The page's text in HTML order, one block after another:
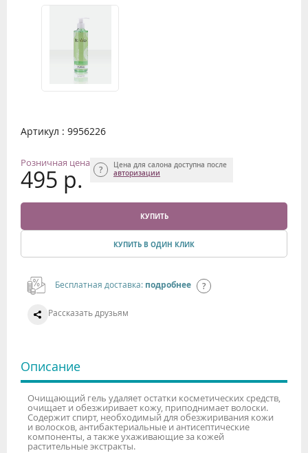
Артикул : 9956226
Розничная цена
495 р.
Цена для салона доступна после
авторизации
КУПИТЬ
КУПИТЬ В ОДИН КЛИК
Бесплатная доставка: подробнее
Рассказать друзьям
Описание
Очищающий гель удаляет остатки косметических средств,
очищает и обезжиривает кожу, приподнимает волоски.
Содержит спирт, необходимый для обезжиривания кожи
и волосков, антибактериальные и антисептические
компоненты, а также ухаживающие за кожей
растительные экстракты.